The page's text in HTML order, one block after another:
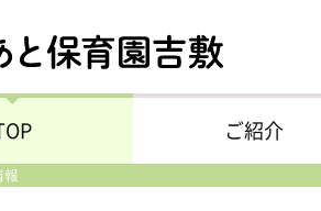
ご紹介
報